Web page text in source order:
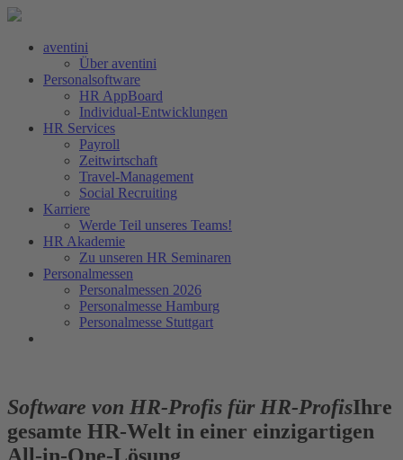
aventini
Über aventini
Personalsoftware
HR AppBoard
Individual-Entwicklungen
HR Services
Payroll
Zeitwirtschaft
Travel-Management
Social Recruiting
Karriere
Werde Teil unseres Teams!
HR Akademie
Zu unseren HR Seminaren
Personalmessen
Personalmessen 2026
Personalmesse Hamburg
Personalmesse Stuttgart
Software von HR-Profis für HR-ProfisIhre
gesamte HR-Welt in einer einzigartigen